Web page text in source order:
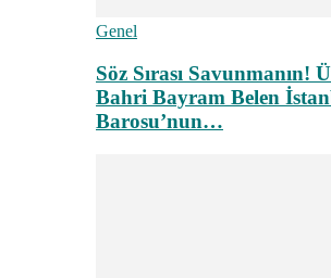
Genel
Söz Sırası Savunmanın!
Bahri Bayram Belen
Barosu’nun…